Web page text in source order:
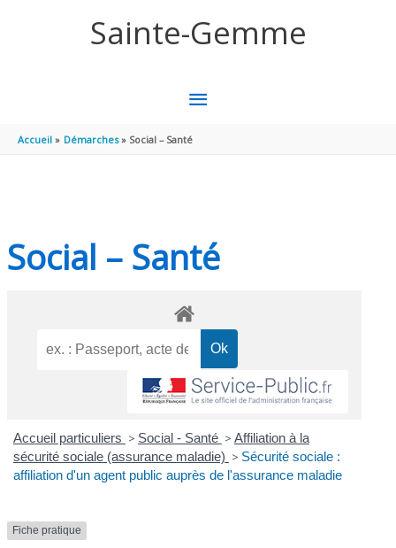
Sainte-Gemme
MENU
PRINCIPAL
Accueil Démarches Social – Santé
Social – Santé
Accueil particuliers > Social - Santé > Affiliation à la
sécurité sociale (assurance maladie) > Sécurité sociale :
affiliation d'un agent public auprès de l'assurance maladie
Fiche pratique